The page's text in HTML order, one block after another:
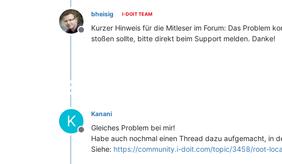
Offline
bheisig I-DOIT TEAM
Kurzer Hinweis für die Mitleser im Forum: Das Problem
stoßen sollte, bitte direkt beim Support melden. Danke!
K
Offline
Kanani
Gleiches Problem bei mir!
Habe auch nochmal einen Thread dazu aufgemacht, in
Siehe: https://community.i-doit.com/topic/3458/root-